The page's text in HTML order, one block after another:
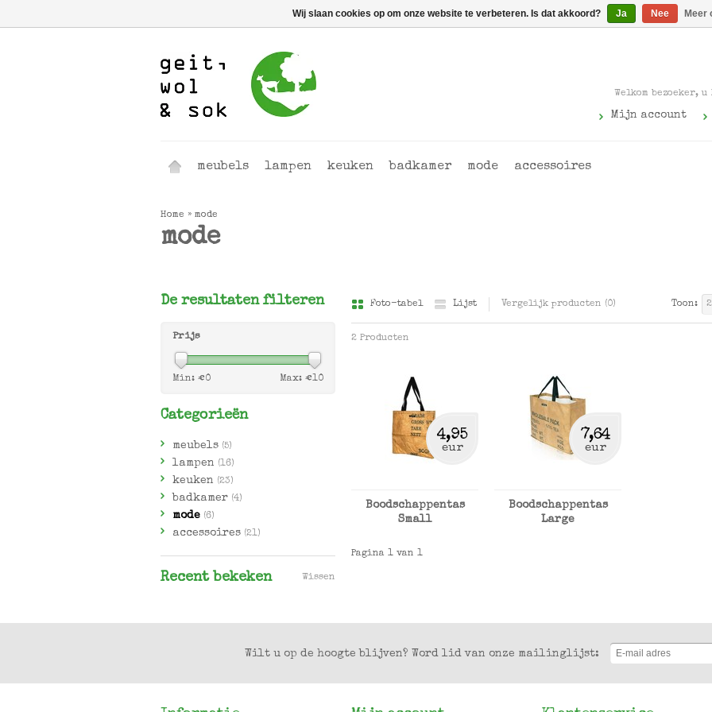
Welkom bezoeker,
Mijn account
meubels lampen keuken badkamer mode accessoires
Home » mode
mode
Foto-tabel Lijst Vergelijk producten (0) Toon:
2 Producten
4,95
eur
Boodschappentas
Small
7,64
eur
Boodschappentas
Large
Pagina 1 van 1
De resultaten filteren
Prijs
Min: €0 Max: €10
Categorieën
meubels (5)
lampen (16)
keuken (23)
badkamer (4)
mode (6)
accessoires (21)
Recent bekeken Wissen
Wilt u op de hoogte blijven? Word lid van onze mailinglijst:
Wij slaan cookies op om onze website te verbeteren. Is dat akkoord? Ja Nee Meer